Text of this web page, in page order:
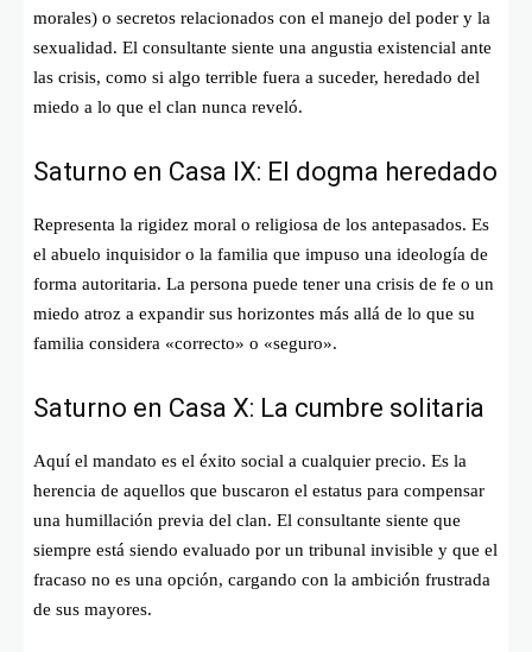
morales) o secretos relacionados con el manejo del poder y la
sexualidad. El consultante siente una angustia existencial ante
las crisis, como si algo terrible fuera a suceder, heredado del
miedo a lo que el clan nunca reveló.
Saturno en Casa IX: El dogma heredado
Representa la rigidez moral o religiosa de los antepasados. Es
el abuelo inquisidor o la familia que impuso una ideología de
forma autoritaria. La persona puede tener una crisis de fe o un
miedo atroz a expandir sus horizontes más allá de lo que su
familia considera «correcto» o «seguro».
Saturno en Casa X: La cumbre solitaria
Aquí el mandato es el éxito social a cualquier precio. Es la
herencia de aquellos que buscaron el estatus para compensar
una humillación previa del clan. El consultante siente que
siempre está siendo evaluado por un tribunal invisible y que el
fracaso no es una opción, cargando con la ambición frustrada
de sus mayores.